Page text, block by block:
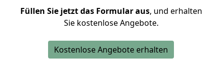
Füllen Sie jetzt das Formular aus, und erhalten
Sie kostenlose Angebote.
Kostenlose Angebote erhalten